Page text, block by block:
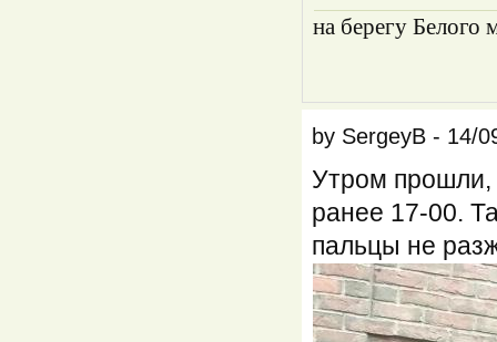
на берегу Белого
by SergeyB - 14/
Утром прошли,
ранее 17-00.
пальцы не